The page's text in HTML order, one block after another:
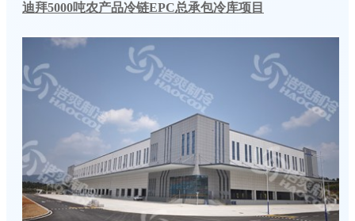
迪拜5000吨农产品冷链EPC总承包冷库项目